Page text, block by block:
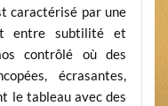
caractérisé par une
entre subtilité et
contrôlé où des
écrasantes,
le tableau avec des